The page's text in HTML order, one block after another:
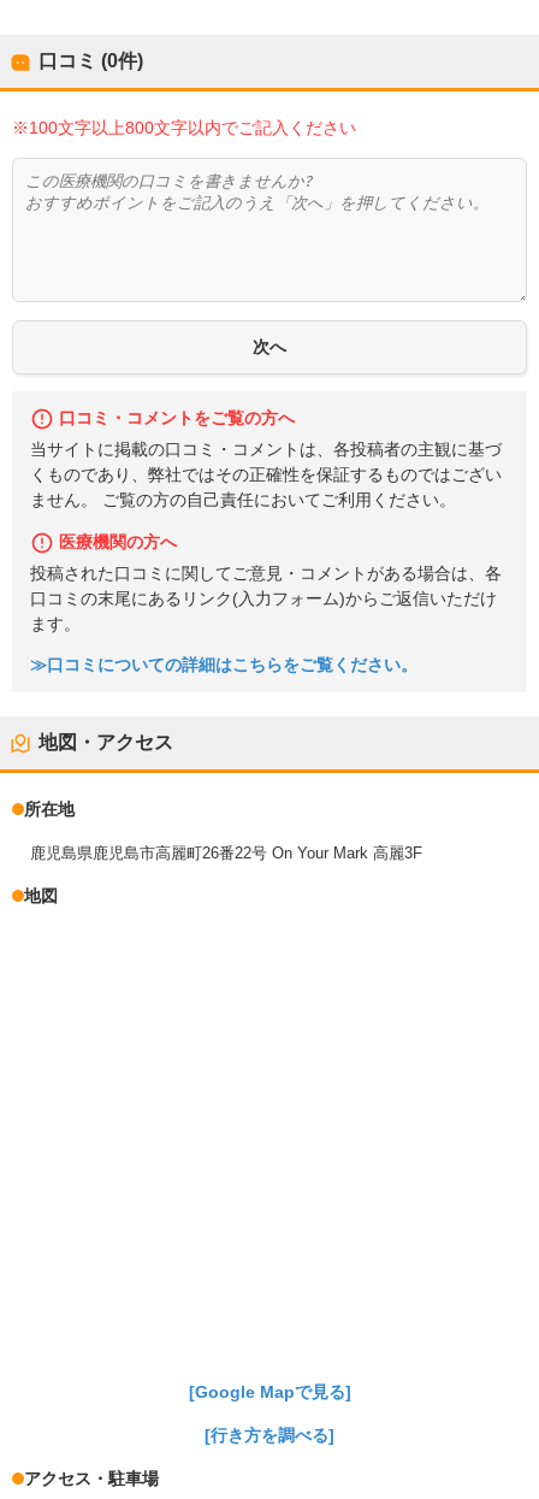
口コミ (0件)
※100文字以上800文字以内でご記入ください
口コミ・コメントをご覧の方へ
当サイトに掲載の口コミ・コメントは、各投稿者の主観に基づ
くものであり、弊社ではその正確性を保証するものではござい
ません。 ご覧の方の自己責任においてご利用ください。
医療機関の方へ
投稿された口コミに関してご意見・コメントがある場合は、各
口コミの末尾にあるリンク(入力フォーム)からご返信いただけ
ます。
≫口コミについての詳細はこちらをご覧ください。
地図・アクセス
所在地
鹿児島県鹿児島市高麗町26番22号 On Your Mark 高麗3F
地図
[Google Mapで見る]
[行き方を調べる]
アクセス・駐車場